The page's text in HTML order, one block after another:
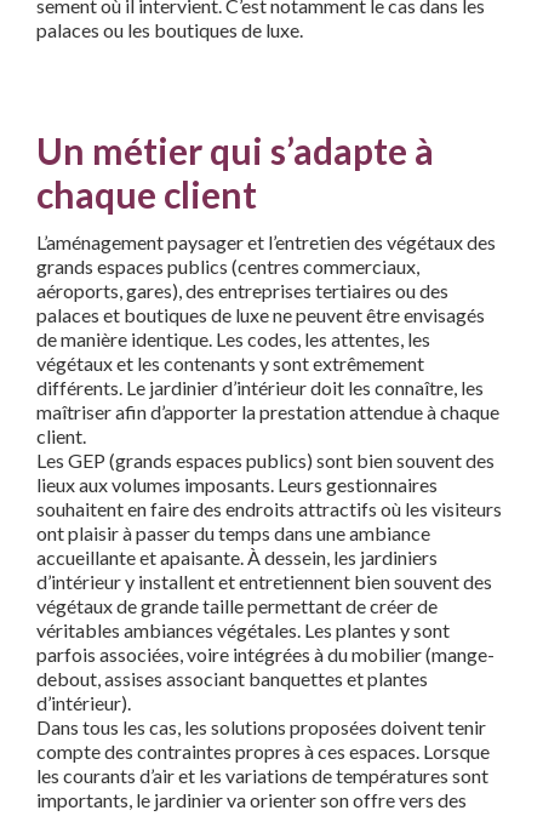
sement où il intervient. C’est notamment le cas dans les
palaces ou les boutiques de luxe.
Un métier qui s’adapte à
chaque client
L’aménagement paysager et l’entretien des végétaux des
grands espaces publics (centres commerciaux,
aéroports, gares), des entreprises tertiaires ou des
palaces et boutiques de luxe ne peuvent être envisagés
de manière identique. Les codes, les attentes, les
végétaux et les contenants y sont extrêmement
différents. Le jardinier d’intérieur doit les connaître, les
maîtriser afin d’apporter la prestation attendue à chaque
client.
Les GEP (grands espaces publics) sont bien souvent des
lieux aux volumes imposants. Leurs gestionnaires
souhaitent en faire des endroits attractifs où les visiteurs
ont plaisir à passer du temps dans une ambiance
accueillante et apaisante. À dessein, les jardiniers
d’intérieur y installent et entretiennent bien souvent des
végétaux de grande taille permettant de créer de
véritables ambiances végétales. Les plantes y sont
parfois associées, voire intégrées à du mobilier (mange-
debout, assises associant banquettes et plantes
d’intérieur).
Dans tous les cas, les solutions proposées doivent tenir
compte des contraintes propres à ces espaces. Lorsque
les courants d’air et les variations de températures sont
importants, le jardinier va orienter son offre vers des